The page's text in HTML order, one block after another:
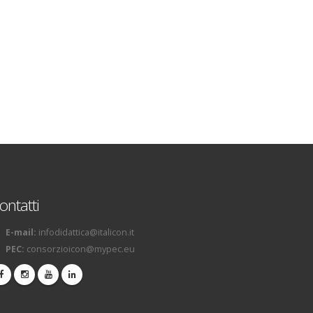
E-mail: infodidattica@italicon.it
PEC: consorzioicon@mypec.eu